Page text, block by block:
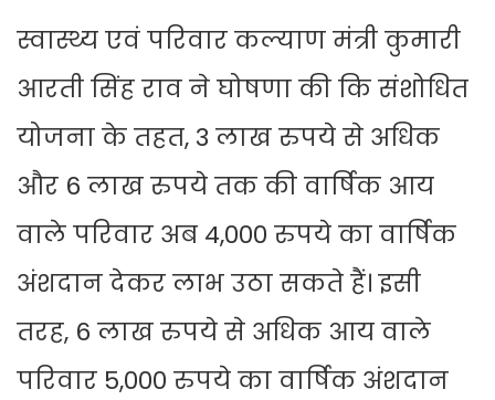
स्वास्थ्य एवं परिवार कल्याण मंत्री कुमारी
आरती सिंह राव ने घोषणा की कि संशोधित
योजना के तहत, 3 लाख रुपये से अधिक
और 6 लाख रुपये तक की वार्षिक आय
वाले परिवार अब 4,000 रुपये का वार्षिक
अंशदान देकर लाभ उठा सकते हैं। इसी
तरह, 6 लाख रुपये से अधिक आय वाले
परिवार 5,000 रुपये का वार्षिक अंशदान